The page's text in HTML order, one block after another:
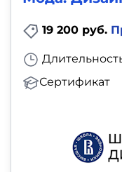
19 200 руб.
Сертификат